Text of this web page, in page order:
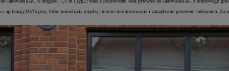
aplikacją MyToyota, która umożliwia między innymi monitorowanie i zarządzanie procesem ładowania.